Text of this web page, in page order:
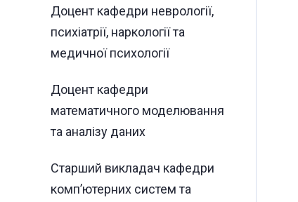
Доцент кафедри неврології,
психіатрії, наркології та
медичної психології
Доцент кафедри
математичного моделювання
та аналізу даних
Старший викладач кафедри
комп’ютерних систем та